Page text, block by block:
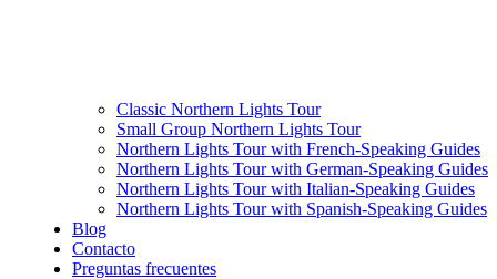
Classic Northern Lights Tour
Small Group Northern Lights Tour
Northern Lights Tour with French-Speaking Guides
Northern Lights Tour with German-Speaking Guides
Northern Lights Tour with Italian-Speaking Guides
Northern Lights Tour with Spanish-Speaking Guides
Blog
Contacto
Preguntas frecuentes